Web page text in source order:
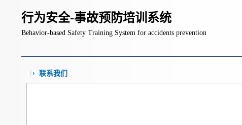
行为安全-事故预防培训系统
Behavior-based Safety Training System for accidents prevention
联系我们